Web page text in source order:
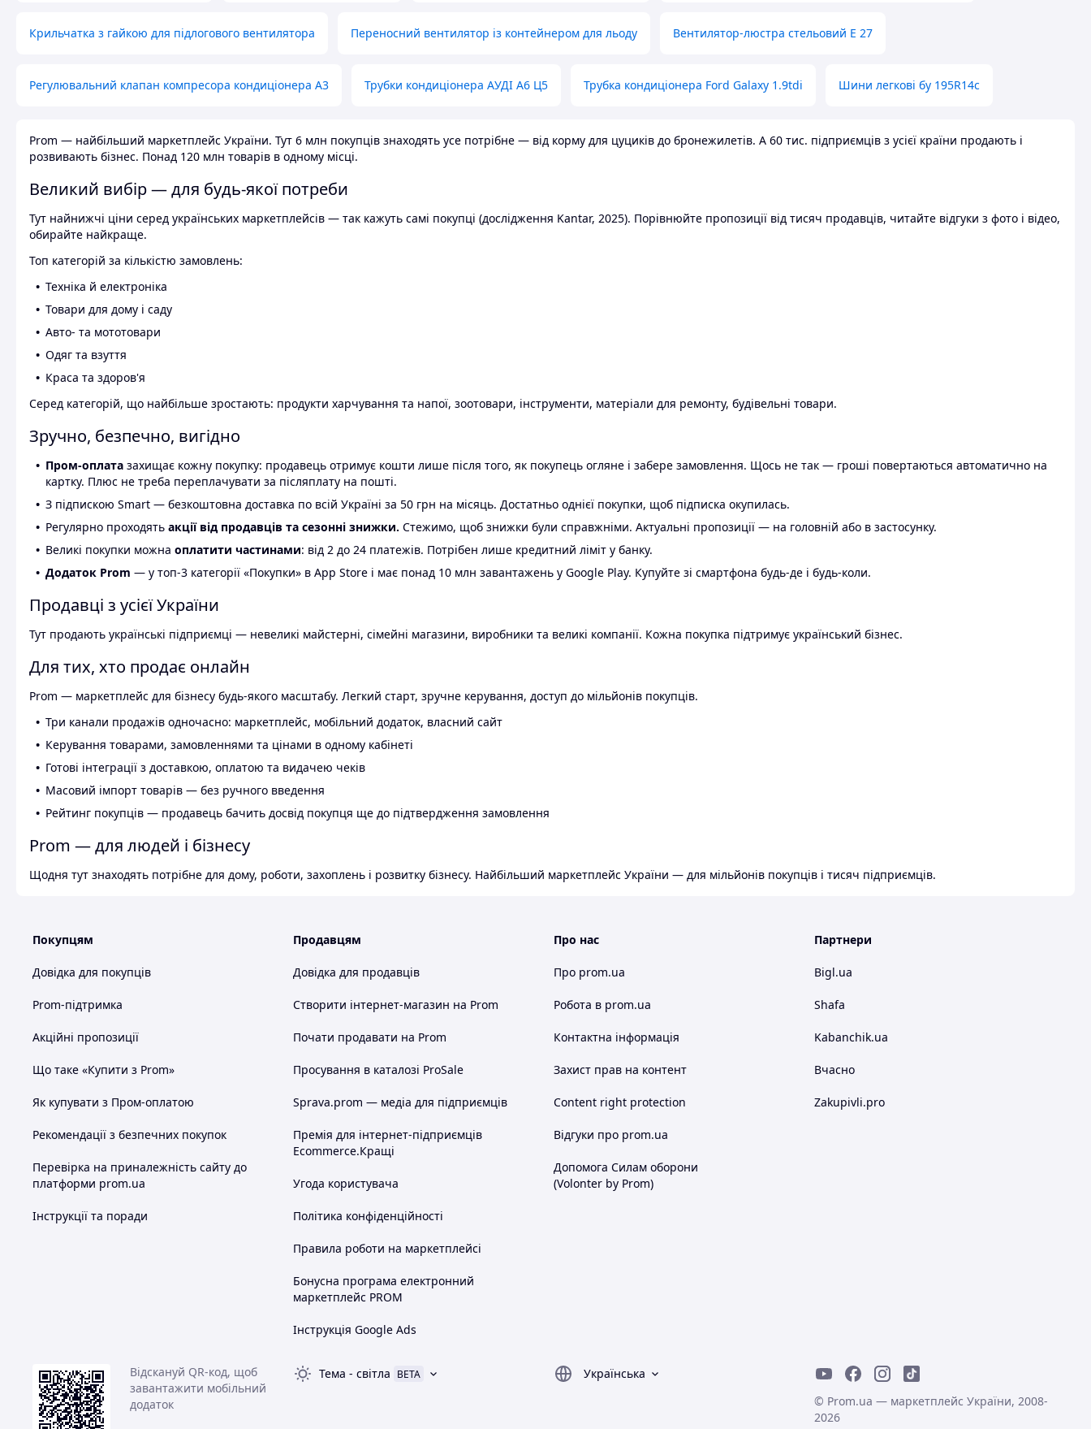
Крильчатка з гайкою для підлогового вентилятора Переносний вентилятор із контейнером для льоду Вентилятор-люстра стельовий E 27
Регулювальний клапан компресора кондиціонера А3 Трубки кондиціонера АУДІ А6 Ц5 Трубка кондиціонера Ford Galaxy 1.9tdi Шини легкові бу 195R14c
Prom — найбільший маркетплейс України. Тут 6 млн покупців знаходять усе потрібне — від корму для цуциків до бронежилетів. А 60 тис. підприємців з усієї країни продають і
розвивають бізнес. Понад 120 млн товарів в одному місці.
Великий вибір — для будь-якої потреби
Тут найнижчі ціни серед українських маркетплейсів — так кажуть самі покупці (дослідження Kantar, 2025). Порівнюйте пропозиції від тисяч продавців, читайте відгуки з фото і відео,
обирайте найкраще.
Топ категорій за кількістю замовлень:
Техніка й електроніка
Товари для дому і саду
Авто- та мототовари
Одяг та взуття
Краса та здоров'я
Серед категорій, що найбільше зростають: продукти харчування та напої, зоотовари, інструменти, матеріали для ремонту, будівельні товари.
Зручно, безпечно, вигідно
Пром-оплата захищає кожну покупку: продавець отримує кошти лише після того, як покупець огляне і забере замовлення. Щось не так — гроші повертаються автоматично на
картку. Плюс не треба переплачувати за післяплату на пошті.
З підпискою Smart — безкоштовна доставка по всій Україні за 50 грн на місяць. Достатньо однієї покупки, щоб підписка окупилась.
Регулярно проходять акції від продавців та сезонні знижки. Стежимо, щоб знижки були справжніми. Актуальні пропозиції — на головній або в застосунку.
Великі покупки можна оплатити частинами: від 2 до 24 платежів. Потрібен лише кредитний ліміт у банку.
Додаток Prom — у топ-3 категорії «Покупки» в App Store і має понад 10 млн завантажень у Google Play. Купуйте зі смартфона будь-де і будь-коли.
Продавці з усієї України
Тут продають українські підприємці — невеликі майстерні, сімейні магазини, виробники та великі компанії. Кожна покупка підтримує український бізнес.
Для тих, хто продає онлайн
Prom — маркетплейс для бізнесу будь-якого масштабу. Легкий старт, зручне керування, доступ до мільйонів покупців.
Три канали продажів одночасно: маркетплейс, мобільний додаток, власний сайт
Керування товарами, замовленнями та цінами в одному кабінеті
Готові інтеграції з доставкою, оплатою та видачею чеків
Масовий імпорт товарів — без ручного введення
Рейтинг покупців — продавець бачить досвід покупця ще до підтвердження замовлення
Prom — для людей і бізнесу
Щодня тут знаходять потрібне для дому, роботи, захоплень і розвитку бізнесу. Найбільший маркетплейс України — для мільйонів покупців і тисяч підприємців.
Покупцям
Довідка для покупців
Prom-підтримка
Акційні пропозиції
Що таке «Купити з Prom»
Як купувати з Пром-оплатою
Рекомендації з безпечних покупок
Перевірка на приналежність сайту до
платформи prom.ua
Інструкції та поради
Продавцям
Довідка для продавців
Створити інтернет-магазин на Prom
Почати продавати на Prom
Просування в каталозі ProSale
Sprava.prom — медіа для підприємців
Премія для інтернет-підприємців
Ecommerce.Кращі
Угода користувача
Політика конфіденційності
Правила роботи на маркетплейсі
Бонусна програма електронний
маркетплейс PROM
Інструкція Google Ads
Про нас
Про prom.ua
Робота в prom.ua
Контактна інформація
Захист прав на контент
Content right protection
Відгуки про prom.ua
Допомога Силам оборони
(Volonter by Prom)
Партнери
Bigl.ua
Shafa
Kabanchik.ua
Вчасно
Zakupivli.pro
Відскануй QR-код, щоб
завантажити мобільний
додаток
Тема - світла BETA
Українська
© Prom.ua — маркетплейс України, 2008-
2026